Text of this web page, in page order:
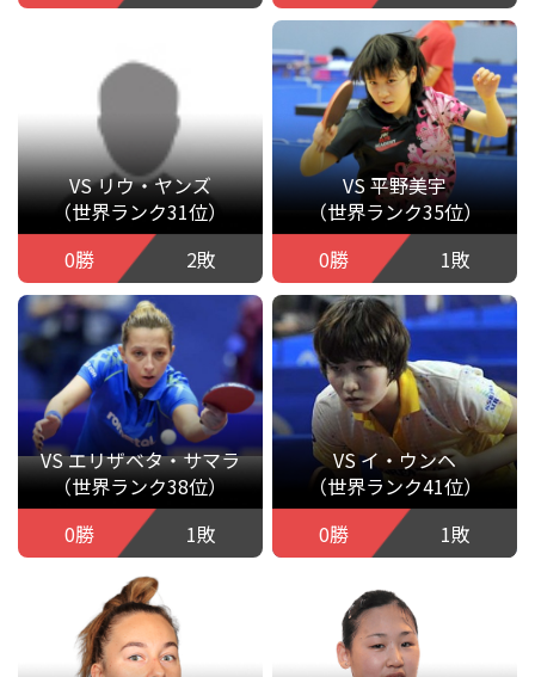
VS リウ・ヤンズ
（世界ランク31位）
0勝
2敗
VS 平野美宇
（世界ランク35位）
0勝
1敗
VS エリザベタ・サマラ
（世界ランク38位）
0勝
1敗
VS イ・ウンヘ
（世界ランク41位）
0勝
1敗